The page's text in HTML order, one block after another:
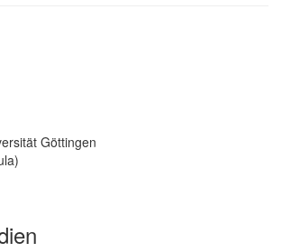
Göttingen